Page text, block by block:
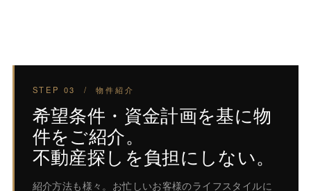
STEP 03 / 物件紹介
希望条件・資金計画を基に物
件をご紹介。
不動産探しを負担にしない。
紹介方法も様々。お忙しいお客様のライフスタイルに